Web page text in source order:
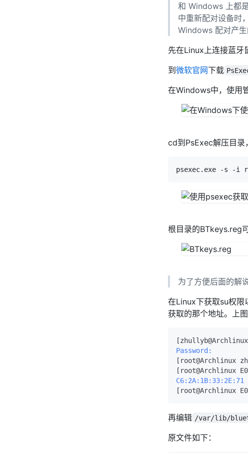
和 Windows 上都
中重新配对设备时
Windows 配对产
先在Linux上连接蓝牙
到微软官网下载
在Windows中，使用
cd到PsExec解压目录
根目录的BTkeys.reg
为了方便后面的解
在Linux下获取su权限
获取的那个地址。上
Password:
[root@Archlinux
C6:2A:1B:33:2E:71
[root@Archlinux
再编辑 /var/lib/
原文件如下：